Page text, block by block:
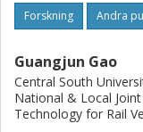
Forskning Andra
Guangjun Gao
Central South
National & Local
Technology for Rail